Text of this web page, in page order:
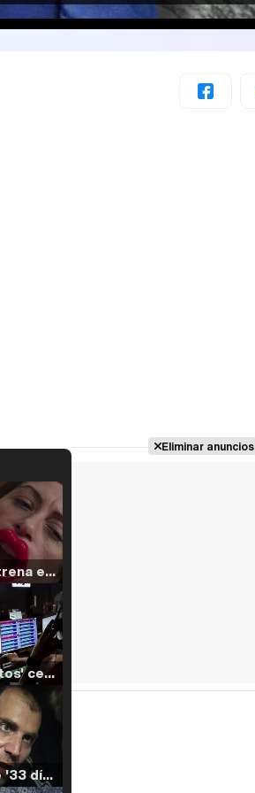
Filmin estrena el tráiler de 'Millennial Mal', su nueva comedia universitaria de la mano de Lorena Iglesias
'120 Minutos' celebra sus 2.000 programas en Telemadrid con un vídeo del día a día en la redacción
Tráiler de '33 días', la nueva serie de Atresplayer con Julián Villagrán y José Manuel Poga
Eliminar anuncios